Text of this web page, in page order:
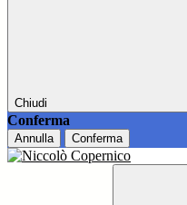
Chiudi
Conferma
Annulla Conferma